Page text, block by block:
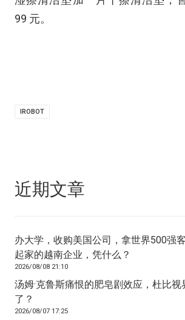
99 元。
IROBOT
近期文章
办大学，收购美国公司，拿世界500强
起家的越南企业，凭什么？
2026/08/08 21:10
汤姆·克鲁斯痛恨的肥皂剧效应，杜比
了？
2026/08/07 17:25